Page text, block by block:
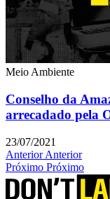
Meio Ambiente
Conselho da
arrecadado pela
23/07/2021
AnteriorAnterior
Próximo Próximo